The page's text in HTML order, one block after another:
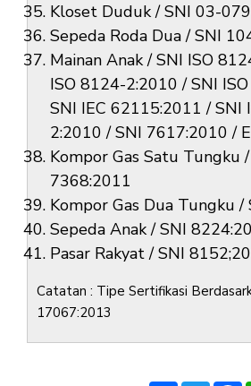
Kloset Duduk / SNI 03-
Sepeda Roda Dua / SNI
Mainan Anak / SNI ISO
ISO 8124-2:2010 / SNI
SNI IEC 62115:2011 / SNI
2:2010 / SNI 7617:2010 /
Kompor Gas Satu Tungku
7368:2011
Kompor Gas Dua Tungku
Sepeda Anak / SNI
Pasar Rakyat / SNI
Catatan : Tipe Sertifikasi
17067:2013